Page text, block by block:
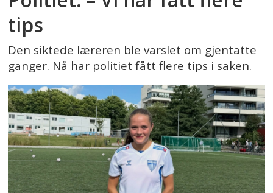
tips
Den siktede læreren ble varslet om gjentatte
ganger. Nå har politiet fått flere tips i saken.